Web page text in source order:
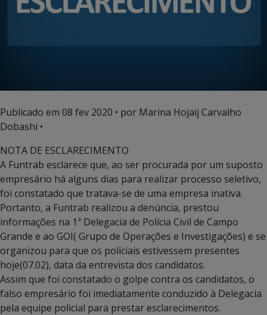
Publicado em 08 fev 2020 • por Marina Hojaij Carvalho
Dobashi •
NOTA DE ESCLARECIMENTO
A Funtrab esclarece que, ao ser procurada por um suposto
empresário há alguns dias para realizar processo seletivo,
foi constatado que tratava-se de uma empresa inativa.
Portanto, a Funtrab realizou a denúncia, prestou
informações na 1ª Delegacia de Polícia Civil de Campo
Grande e ao GOI( Grupo de Operações e Investigações) e se
organizou para que os policiais estivessem presentes
hoje(07.02), data da entrevista dos candidatos.
Assim que foi constatado o golpe contra os candidatos, o
falso empresário foi imediatamente conduzido à Delegacia
pela equipe policial para prestar esclarecimentos.